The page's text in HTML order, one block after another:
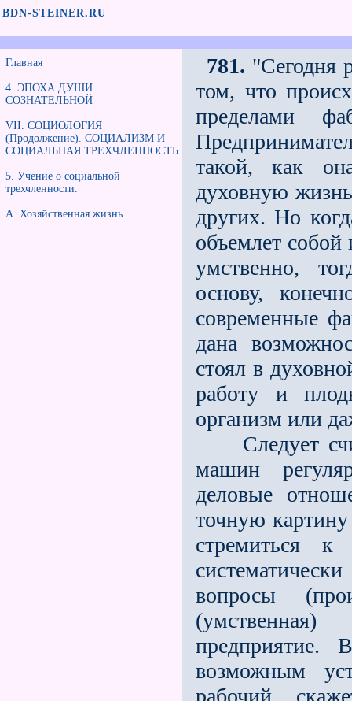
BDN-STEINER.RU
Главная
4. ЭПОХА ДУШИ
СОЗНАТЕЛЬНОЙ
VII. СОЦИОЛОГИЯ
(Продолжение). СОЦИАЛИЗМ И
СОЦИАЛЬНАЯ ТРЕХЧЛЕННОСТЬ
5. Учение о социальной
трeхчленности.
А. Хозяйственная жизнь
781. "Сегодня
том, что
пределами
такой, как
духовную
других. Но
объемлет
умственно,
основу,
современные
дана
стоял в
работу и
организм или
Следует
машин
деловые
точную
стремиться
вопросы
предприятие.
возможным
рабочий